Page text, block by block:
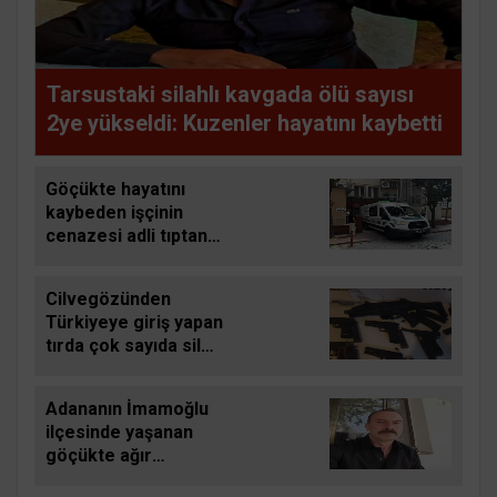
Tarsustaki silahlı kavgada ölü sayısı
2ye yükseldi: Kuzenler hayatını kaybetti
Göçükte hayatını
kaybeden işçinin
cenazesi adli tıptan
Cilvegözünden
Türkiyeye giriş yapan
tırda çok sayıda silah
Adananın İmamoğlu
ilçesinde yaşanan
göçükte ağır